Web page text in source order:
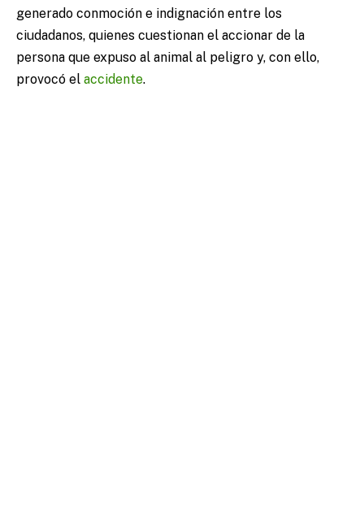
generado conmoción e indignación entre los
ciudadanos, quienes cuestionan el accionar de la
persona que expuso al animal al peligro y, con ello,
provocó el accidente.